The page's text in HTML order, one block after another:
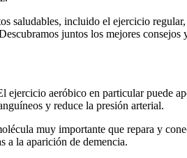
saludables, incluido el ejercicio
juntos los mejores
aeróbico en particular puede
y reduce la presión arterial.
muy importante que repara y
a la aparición de demencia.